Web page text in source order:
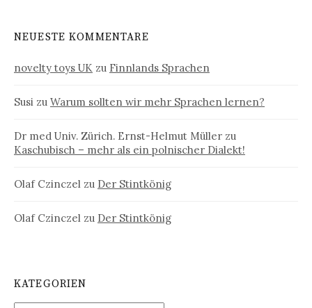
NEUESTE KOMMENTARE
novelty toys UK zu Finnlands Sprachen
Susi zu Warum sollten wir mehr Sprachen lernen?
Dr med Univ. Zürich. Ernst-Helmut Müller zu
Kaschubisch – mehr als ein polnischer Dialekt!
Olaf Czinczel zu Der Stintkönig
Olaf Czinczel zu Der Stintkönig
KATEGORIEN